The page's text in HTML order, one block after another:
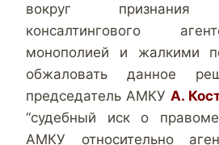
вокруг признания
консалтингового
монополией и жалкими
обжаловать данное
председатель АМКУ А.
“судебный иск о
АМКУ относительно